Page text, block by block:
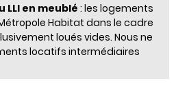
LLI en meublé : les logements
Habitat dans le cadre
loués vides. Nous ne
locatifs intermédiaires